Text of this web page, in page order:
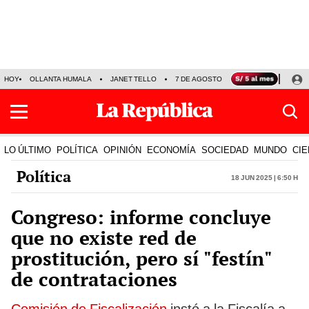
HOY OLLANTA HUMALA JANET TELLO 7 DE AGOSTO TINKA RESULTADOS
LO ÚLTIMO POLÍTICA OPINIÓN ECONOMÍA SOCIEDAD MUNDO
Política 18 Jun 2025 | 6:50 h
Congreso: informe concluye
que no existe red de
prostitución, pero sí "festín"
de contrataciones